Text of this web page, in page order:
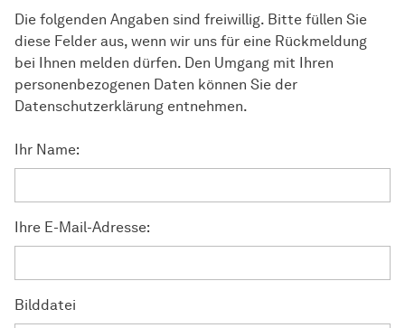
Die folgenden Angaben sind freiwillig. Bitte füllen Sie
diese Felder aus, wenn wir uns für eine Rückmeldung
bei Ihnen melden dürfen. Den Umgang mit Ihren
personenbezogenen Daten können Sie der
Datenschutzerklärung entnehmen.
Ihr Name:
Ihre E-Mail-Adresse:
Bilddatei